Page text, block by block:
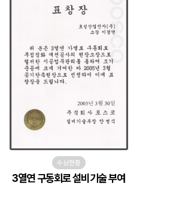
수상현황
3열연 구동회로 설비기술 부여